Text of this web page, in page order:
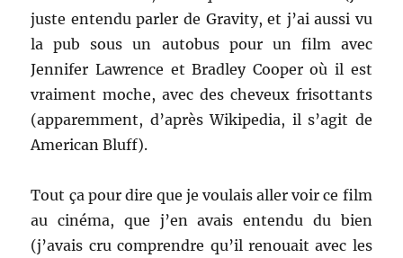
juste entendu parler de Gravity, et j’ai aussi vu
la pub sous un autobus pour un film avec
Jennifer Lawrence et Bradley Cooper où il est
vraiment moche, avec des cheveux frisottants
(apparemment, d’après Wikipedia, il s’agit de
American Bluff).
Tout ça pour dire que je voulais aller voir ce film
au cinéma, que j’en avais entendu du bien
(j’avais cru comprendre qu’il renouait avec les